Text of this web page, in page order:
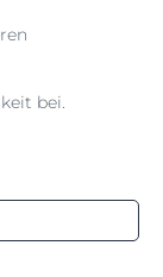
bei.